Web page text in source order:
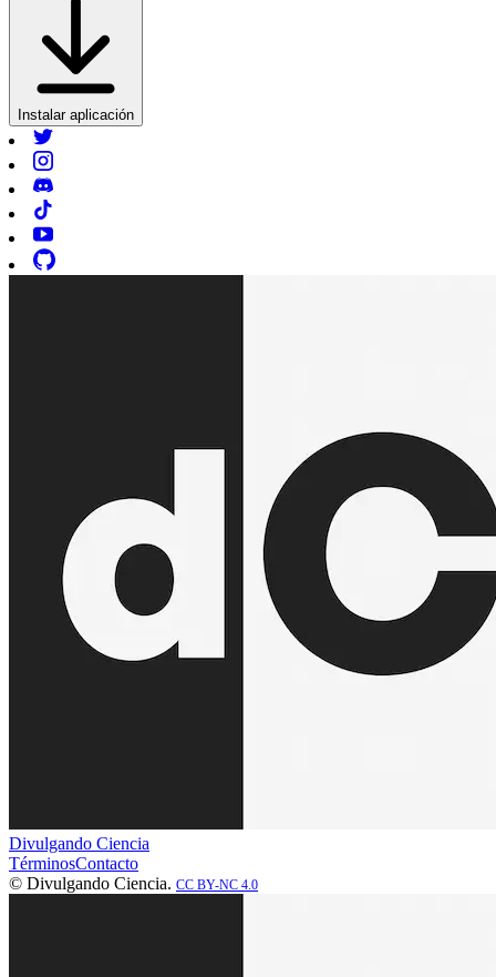
Instalar aplicación
Divulgando Ciencia
TérminosContacto
© Divulgando Ciencia. CC BY-NC 4.0